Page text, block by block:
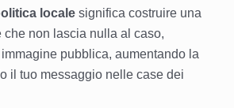
locale significa costruire una
che non lascia nulla al caso,
pubblica, aumentando la
il tuo messaggio nelle case dei